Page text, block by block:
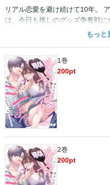
リアル恋愛を避け続けて10年。
は、今日も推しのグッズ争奪戦
日、韓国で暮らしていた幼なじ
どんなキスするんだろうって考え
のに、玲はなぜか距離感ゼロで
「推しができない事、俺がシてあ
タク女子が、幼なじみの強引な
もっと
1巻
200pt
2巻
200pt